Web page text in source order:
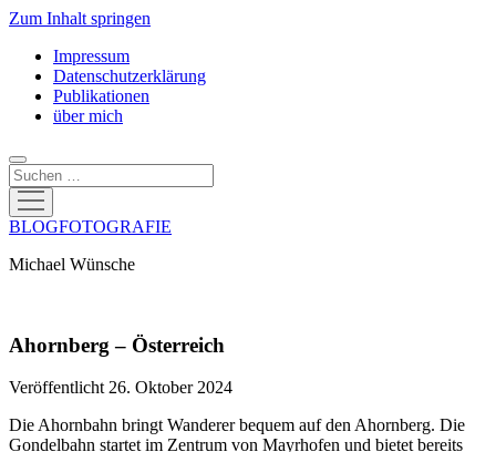
Zum Inhalt springen
Impressum
Datenschutzerklärung
Publikationen
über mich
Suchen
Menü
öffnen
BLOGFOTOGRAFIE
Michael Wünsche
Ahornberg – Österreich
Veröffentlicht 26. Oktober 2024
Die Ahornbahn bringt Wanderer bequem auf den Ahornberg. Die
Gondelbahn startet im Zentrum von Mayrhofen und bietet bereits